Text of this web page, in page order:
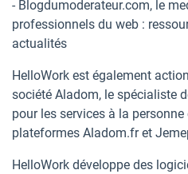
- Blogdumoderateur.com, le
professionnels du web :
actualités
HelloWork est également
société Aladom, le spécialiste
pour les services à la
plateformes Aladom.fr et
HelloWork développe des